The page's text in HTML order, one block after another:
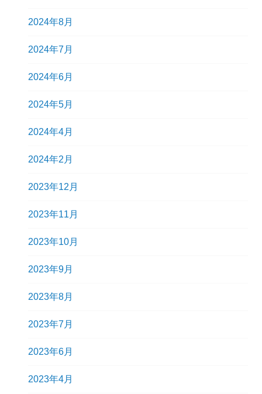
2024年8月
2024年7月
2024年6月
2024年5月
2024年4月
2024年2月
2023年12月
2023年11月
2023年10月
2023年9月
2023年8月
2023年7月
2023年6月
2023年4月